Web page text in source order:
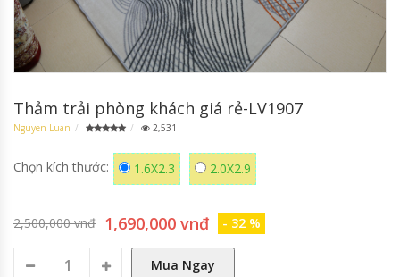
Thảm trải phòng khách giá rẻ-LV1907
Nguyen Luan 2,531
Chọn kích thước: 1.6X2.3 2.0X2.9
2,500,000 vnđ 1,690,000 vnđ - 32 %
Mua Ngay